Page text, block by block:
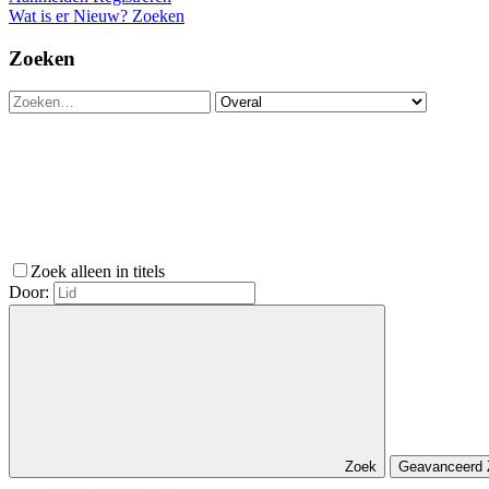
Wat is er Nieuw? Zoeken
Zoeken
Zoek alleen in titels
Door:
Zoek